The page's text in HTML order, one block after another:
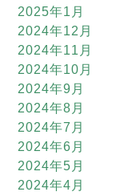
2025年1月
2024年12月
2024年11月
2024年10月
2024年9月
2024年8月
2024年7月
2024年6月
2024年5月
2024年4月